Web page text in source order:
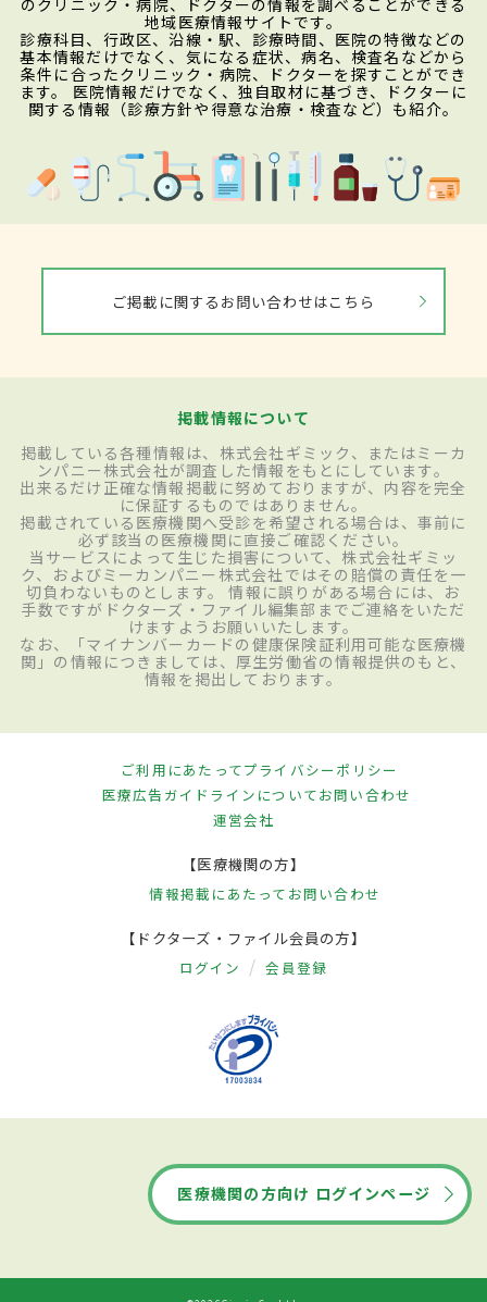
のクリニック・病院、ドクターの情報を調べることができる
地域医療情報サイトです。
診療科目、行政区、沿線・駅、診療時間、医院の特徴などの
基本情報だけでなく、気になる症状、病名、検査名などから
条件に合ったクリニック・病院、ドクターを探すことができ
ます。 医院情報だけでなく、独自取材に基づき、ドクターに
関する情報（診療方針や得意な治療・検査など）も紹介。
ご掲載に関するお問い合わせはこちら
掲載情報について
掲載している各種情報は、株式会社ギミック、またはミーカ
ンパニー株式会社が調査した情報をもとにしています。
出来るだけ正確な情報掲載に努めておりますが、内容を完全
に保証するものではありません。
掲載されている医療機関へ受診を希望される場合は、事前に
必ず該当の医療機関に直接ご確認ください。
当サービスによって生じた損害について、株式会社ギミッ
ク、およびミーカンパニー株式会社ではその賠償の責任を一
切負わないものとします。 情報に誤りがある場合には、お
手数ですがドクターズ・ファイル編集部までご連絡をいただ
けますようお願いいたします。
なお、「マイナンバーカードの健康保険証利用可能な医療機
関」の情報につきましては、厚生労働省の情報提供のもと、
情報を掲出しております。
ご利用にあたってプライバシーポリシー
医療広告ガイドラインについてお問い合わせ
運営会社
【医療機関の方】
情報掲載にあたって お問い合わせ
【ドクターズ・ファイル会員の方】
ログイン 会員登録
医療機関の方向け ログインページ